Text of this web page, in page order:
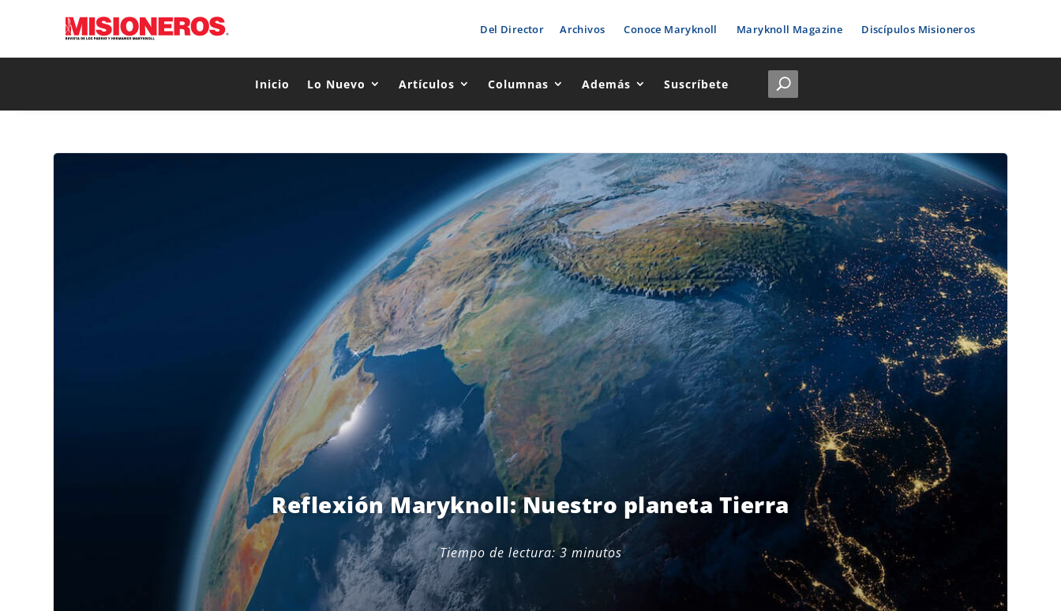
Del Director Archivos Conoce Maryknoll Maryknoll Magazine Discípulos Misioneros
Inicio Lo Nuevo Artículos Columnas Además Suscríbete
Reflexión Maryknoll: Nuestro planeta Tierra
Tiempo de lectura: 3 minutos